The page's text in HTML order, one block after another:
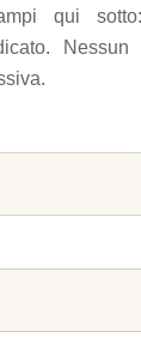
qui
Nessun